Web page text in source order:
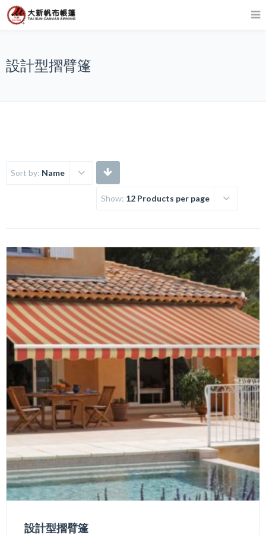
設計型摺臂篷
Sort by: Name
Show: 12 Products per page
設計型摺臂篷